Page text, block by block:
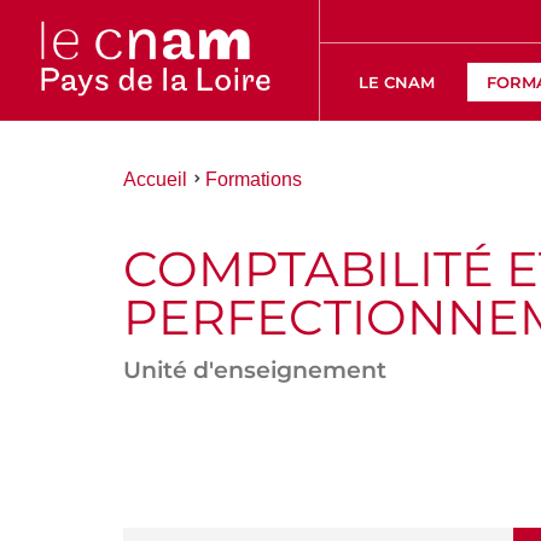
LE CNAM
Vous
Accueil Formations
COMPTABILITÉ
Unité d'enseignement